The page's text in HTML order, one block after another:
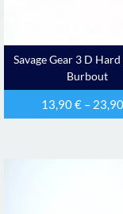
Savage Gear 3 D Hard
Burbout
13,90€ –